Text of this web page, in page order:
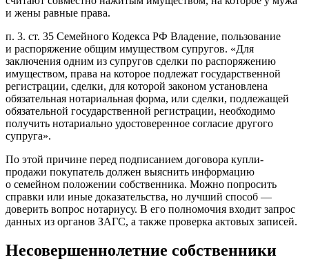
и жены равные права.
п. 3. ст. 35 Семейного Кодекса РФ Владение, пользование
и распоряжение общим имуществом супругов. «Для
заключения одним из супругов сделки по распоряжению
имуществом, права на которое подлежат государственной
регистрации, сделки, для которой законом установлена
обязательная нотариальная форма, или сделки, подлежащей
обязательной государственной регистрации, необходимо
получить нотариально удостоверенное согласие другого
супруга».
По этой причине перед подписанием договора купли-
продажи покупатель должен выяснить информацию
о семейном положении собственника. Можно попросить
справки или иные доказательства, но лучший способ —
доверить вопрос нотариусу. В его полномочия входит запрос
данных из органов ЗАГС, а также проверка актовых записей.
Несовершеннолетние собственники